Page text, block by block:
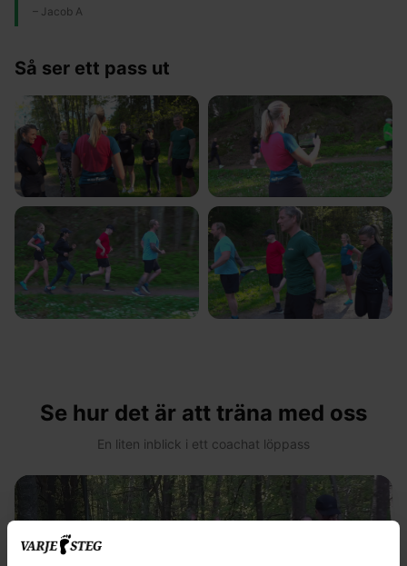
– Jacob A
Så ser ett pass ut
Se hur det är att träna med oss
En liten inblick i ett coachat löppass